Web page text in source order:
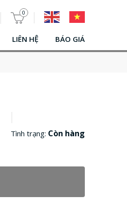
0
LIÊN HỆ BÁO GIÁ
Tình trạng: Còn hàng